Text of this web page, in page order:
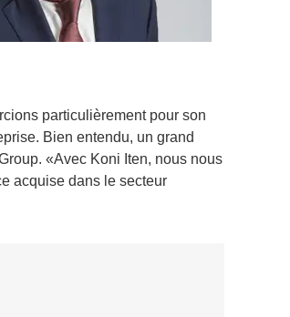
particulièrement pour son
Bien entendu, un grand
«Avec Koni Iten, nous nous
acquise dans le secteur